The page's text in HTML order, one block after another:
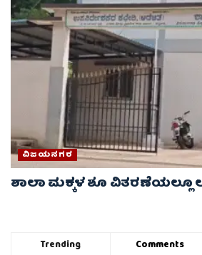
ವಿಜಯನಗರ
ಶಾಲಾ ಮಕ್ಕಳ ಶೂ ವಿತರಣೆಯಲ್ಲೂ
Trending Comments